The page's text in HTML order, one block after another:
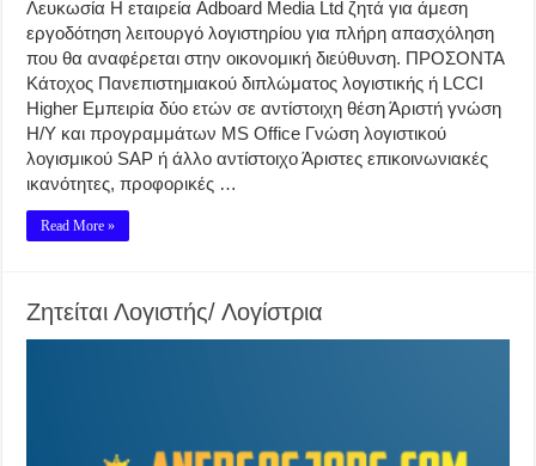
Λευκωσία Η εταιρεία Adboard Media Ltd ζητά για άμεση
εργοδότηση λειτουργό λογιστηρίου για πλήρη απασχόληση
που θα αναφέρεται στην οικονομική διεύθυνση. ΠΡΟΣΟΝΤΑ
Κάτοχος Πανεπιστημιακού διπλώματος λογιστικής ή LCCI
Higher Εμπειρία δύο ετών σε αντίστοιχη θέση Άριστή γνώση
Η/Υ και προγραμμάτων MS Office Γνώση λογιστικού
λογισμικού SAP ή άλλο αντίστοιχο Άριστες επικοινωνιακές
ικανότητες, προφορικές …
Read More »
Ζητείται Λογιστής/ Λογίστρια